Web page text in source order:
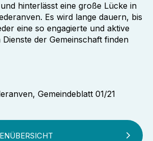
hinterlässt eine große Lücke in
Es wird lange dauern, bis
eine so engagierte und aktive
der Gemeinschaft finden
Gemeindeblatt 01/21